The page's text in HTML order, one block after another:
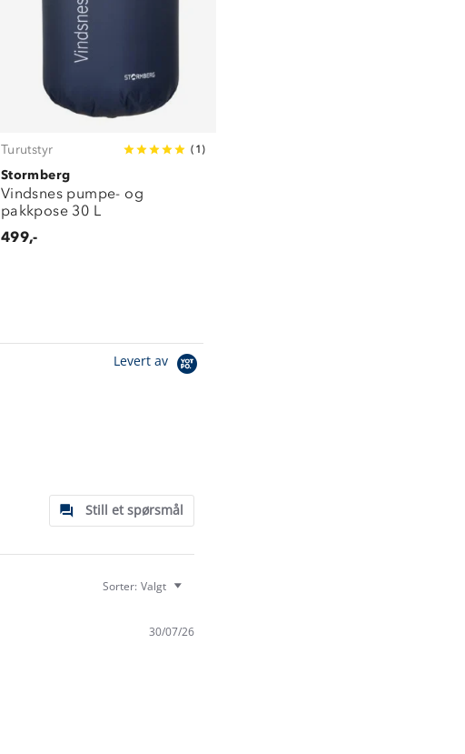
Turutstyr ( 1 )
Stormberg
Vindsnes pumpe- og
pakkpose 30 L
499,-
Levert av
Still et spørsmål
Sorter: Valgt
30/07/26